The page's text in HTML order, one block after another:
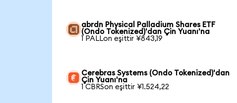
abrdn Physical Palladium Shares ETF
(Ondo Tokenized)'dan Çin Yuanı'na
1 PALLon eşittir ¥843,19
Cerebras Systems (Ondo Tokenized)'dan
Çin Yuanı'na
1 CBRSon eşittir ¥1.524,22